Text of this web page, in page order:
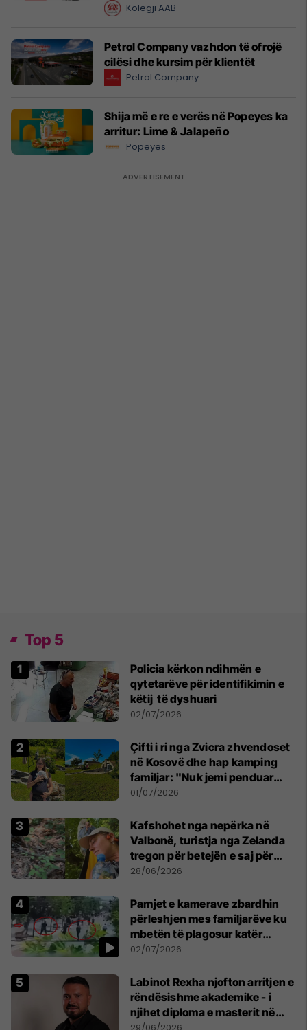
Kolegji AAB
Petrol Company vazhdon të ofrojë
cilësi dhe kursim për klientët
Petrol Company
Shija më e re e verës në Popeyes ka
arritur: Lime & Jalapeño
Popeyes
Top 5
Policia kërkon ndihmën e
qytetarëve për identifikimin e
këtij të dyshuari
02/07/2026
Çifti i ri nga Zvicra zhvendoset
në Kosovë dhe hap kamping
familjar: "Nuk jemi penduar
asnjë ditë"
01/07/2026
Kafshohet nga nepërka në
Valbonë, turistja nga Zelanda
tregon për betejën e saj për
mbijetesë
28/06/2026
Pamjet e kamerave zbardhin
përleshjen mes familjarëve ku
mbetën të plagosur katër
persona
02/07/2026
Labinot Rexha njofton arritjen e
rëndësishme akademike - i
njihet diploma e masterit në
Psikologji në Zvicër